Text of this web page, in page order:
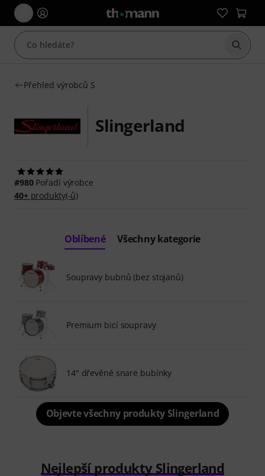
Začít
Přehled výrobců S
Slingerland
#980Pořadí výrobce
40+produkty(-ů)
Oblíbené Všechny kategorie
Soupravy bubnů (bez stojanů)
Premium bicí soupravy
14" dřevěné snare bubínky
Objevte všechny produkty Slingerland
Nejlepší produkty Slingerland